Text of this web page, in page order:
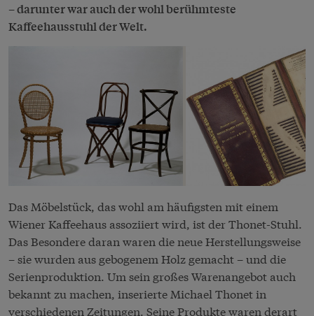
– darunter war auch der wohl berühmteste
Kaffeehausstuhl der Welt.
Das Möbelstück, das wohl am häufigsten mit einem
Wiener Kaffeehaus assoziiert wird, ist der Thonet-Stuhl.
Das Besondere daran waren die neue Herstellungsweise
– sie wurden aus gebogenem Holz gemacht – und die
Serienproduktion. Um sein großes Warenangebot auch
bekannt zu machen, inserierte Michael Thonet in
verschiedenen Zeitungen. Seine Produkte waren derart